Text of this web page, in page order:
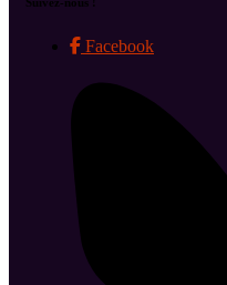
Facebook